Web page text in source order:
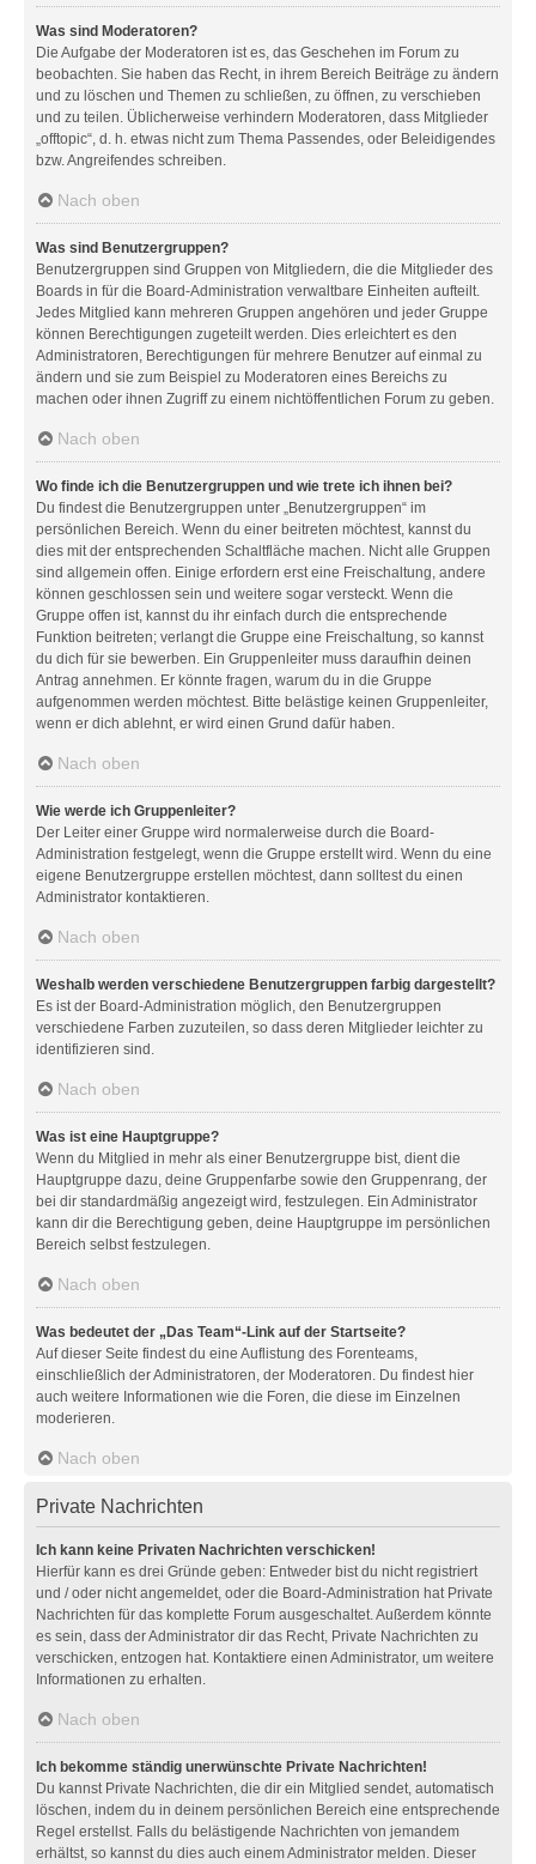
Was sind Moderatoren?
Die Aufgabe der Moderatoren ist es, das Geschehen im Forum zu
beobachten. Sie haben das Recht, in ihrem Bereich Beiträge zu ändern
und zu löschen und Themen zu schließen, zu öffnen, zu verschieben
und zu teilen. Üblicherweise verhindern Moderatoren, dass Mitglieder
„offtopic“, d. h. etwas nicht zum Thema Passendes, oder Beleidigendes
bzw. Angreifendes schreiben.
Nach oben
Was sind Benutzergruppen?
Benutzergruppen sind Gruppen von Mitgliedern, die die Mitglieder des
Boards in für die Board-Administration verwaltbare Einheiten aufteilt.
Jedes Mitglied kann mehreren Gruppen angehören und jeder Gruppe
können Berechtigungen zugeteilt werden. Dies erleichtert es den
Administratoren, Berechtigungen für mehrere Benutzer auf einmal zu
ändern und sie zum Beispiel zu Moderatoren eines Bereichs zu
machen oder ihnen Zugriff zu einem nichtöffentlichen Forum zu geben.
Nach oben
Wo finde ich die Benutzergruppen und wie trete ich ihnen bei?
Du findest die Benutzergruppen unter „Benutzergruppen“ im
persönlichen Bereich. Wenn du einer beitreten möchtest, kannst du
dies mit der entsprechenden Schaltfläche machen. Nicht alle Gruppen
sind allgemein offen. Einige erfordern erst eine Freischaltung, andere
können geschlossen sein und weitere sogar versteckt. Wenn die
Gruppe offen ist, kannst du ihr einfach durch die entsprechende
Funktion beitreten; verlangt die Gruppe eine Freischaltung, so kannst
du dich für sie bewerben. Ein Gruppenleiter muss daraufhin deinen
Antrag annehmen. Er könnte fragen, warum du in die Gruppe
aufgenommen werden möchtest. Bitte belästige keinen Gruppenleiter,
wenn er dich ablehnt, er wird einen Grund dafür haben.
Nach oben
Wie werde ich Gruppenleiter?
Der Leiter einer Gruppe wird normalerweise durch die Board-
Administration festgelegt, wenn die Gruppe erstellt wird. Wenn du eine
eigene Benutzergruppe erstellen möchtest, dann solltest du einen
Administrator kontaktieren.
Nach oben
Weshalb werden verschiedene Benutzergruppen farbig dargestellt?
Es ist der Board-Administration möglich, den Benutzergruppen
verschiedene Farben zuzuteilen, so dass deren Mitglieder leichter zu
identifizieren sind.
Nach oben
Was ist eine Hauptgruppe?
Wenn du Mitglied in mehr als einer Benutzergruppe bist, dient die
Hauptgruppe dazu, deine Gruppenfarbe sowie den Gruppenrang, der
bei dir standardmäßig angezeigt wird, festzulegen. Ein Administrator
kann dir die Berechtigung geben, deine Hauptgruppe im persönlichen
Bereich selbst festzulegen.
Nach oben
Was bedeutet der „Das Team“-Link auf der Startseite?
Auf dieser Seite findest du eine Auflistung des Forenteams,
einschließlich der Administratoren, der Moderatoren. Du findest hier
auch weitere Informationen wie die Foren, die diese im Einzelnen
moderieren.
Nach oben
Private Nachrichten
Ich kann keine Privaten Nachrichten verschicken!
Hierfür kann es drei Gründe geben: Entweder bist du nicht registriert
und / oder nicht angemeldet, oder die Board-Administration hat Private
Nachrichten für das komplette Forum ausgeschaltet. Außerdem könnte
es sein, dass der Administrator dir das Recht, Private Nachrichten zu
verschicken, entzogen hat. Kontaktiere einen Administrator, um weitere
Informationen zu erhalten.
Nach oben
Ich bekomme ständig unerwünschte Private Nachrichten!
Du kannst Private Nachrichten, die dir ein Mitglied sendet, automatisch
löschen, indem du in deinem persönlichen Bereich eine entsprechende
Regel erstellst. Falls du belästigende Nachrichten von jemandem
erhältst, so kannst du dies auch einem Administrator melden. Dieser